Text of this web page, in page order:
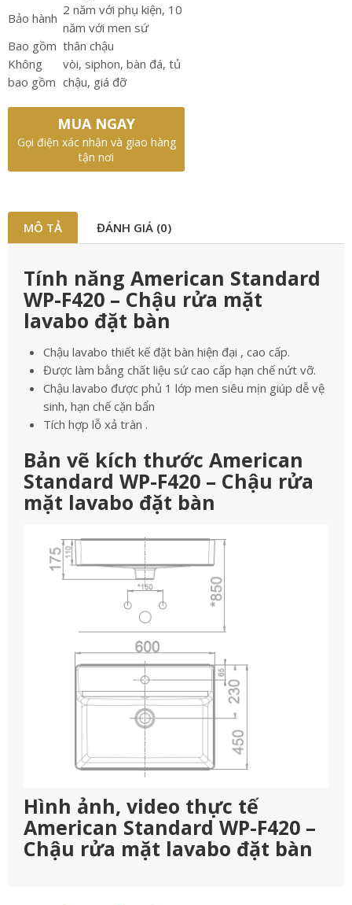
Bảo hành
2 năm với phụ kiện, 10
năm với men sứ
Bao gồm thân chậu
Không
bao gồm
vòi, siphon, bàn đá, tủ
chậu, giá đỡ
MUA NGAY
Gọi điện xác nhận và giao hàng
tận nơi
MÔ TẢ ĐÁNH GIÁ (0)
Tính năng American Standard
WP-F420 – Chậu rửa mặt
lavabo đặt bàn
Chậu lavabo thiết kế đặt bàn hiện đại , cao cấp.
Được làm bằng chất liệu sứ cao cấp hạn chế nứt vỡ.
Chậu lavabo được phủ 1 lớp men siêu mịn giúp dễ vệ
sinh, hạn chế cặn bẩn
Tích hợp lỗ xả tràn .
Bản vẽ kích thước American
Standard WP-F420 – Chậu rửa
mặt lavabo đặt bàn
Hình ảnh, video thực tế
American Standard WP-F420 –
Chậu rửa mặt lavabo đặt bàn